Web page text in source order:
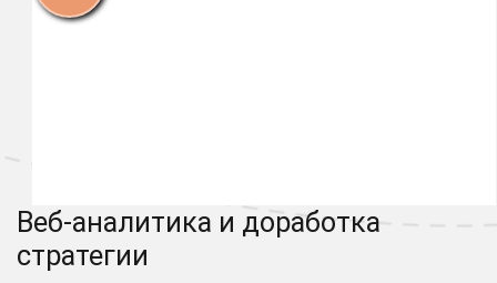
Веб-аналитика и доработка
стратегии